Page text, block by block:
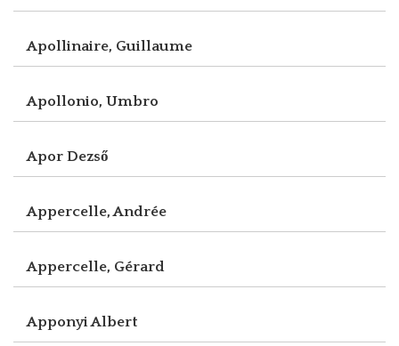
Apollinaire, Guillaume
Apollonio, Umbro
Apor Dezső
Appercelle, Andrée
Appercelle, Gérard
Apponyi Albert